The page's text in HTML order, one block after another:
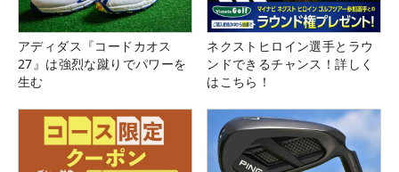
アディダス『コードカオス
27』は強烈な蹴りでパワーを
生む
ネクストヒロイン選手とラウ
ンドできるチャンス！詳しく
はこちら！